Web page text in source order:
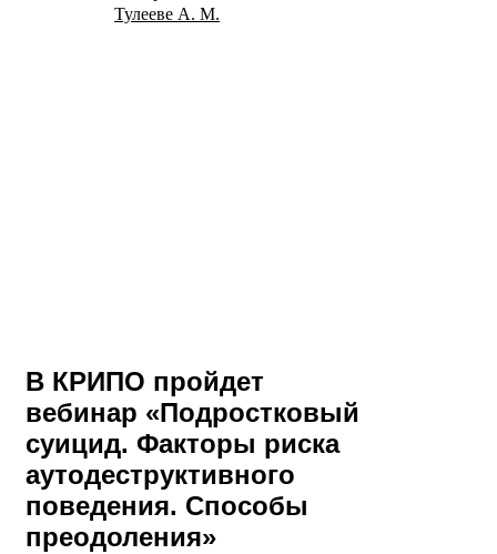
Тулееве А. М.
В КРИПО пройдет
вебинар «Подростковый
суицид. Факторы риска
аутодеструктивного
поведения. Способы
преодоления»